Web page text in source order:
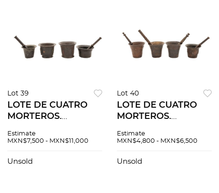
Lot 39
LOTE DE CUATRO
MORTEROS.
En bronce, dos con
(mayor).
Estimate
MXN$7,500 - MXN$11,000
Unsold
Lot 40
LOTE DE CUATRO
MORTEROS.
XVIII. En bronce,
motivos orgánicos
Estimate
MXN$4,800 - MXN$6,500
Unsold